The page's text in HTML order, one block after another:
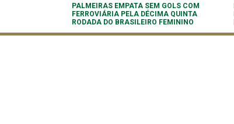
PALMEIRAS EMPATA SEM GOLS COM
FERROVIÁRIA PELA DÉCIMA QUINTA
RODADA DO BRASILEIRO FEMININO